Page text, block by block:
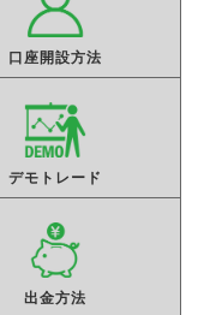
口座開設方法
デモトレード
出金方法